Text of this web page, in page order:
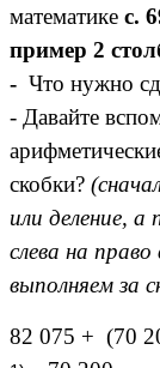
математике с.
пример 2
- Что нужно
- Давайте
скобки?
или деление,
слева на
выполняем за
82 075 +